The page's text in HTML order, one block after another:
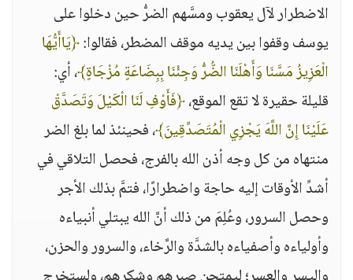
الاضطرار لآل يعقوب ومسَّهم الضرُّ حين دخلوا على
يوسف وقفوا بين يديه موقف المضطر، فقالوا:﴿يَاأَيُّهَا
الْعَزِيزُ مَسَّنَا وَأَهْلَنَا الضُّرُّ وَجِئْنَا بِبِضَاعَةٍ مُزْجَاةٍ﴾، أي:
قليلة حقيرة لا تقع الموقع،﴿فَأَوْفِ لَنَا الْكَيْلَ وَتَصَدَّقْ
عَلَيْنَا إِنَّ اللَّهَ يَجْزِي الْمُتَصَدِّقِينَ﴾، فحينئذ لما بلغ الضر
منتهاه من كل وجه أذن الله بالفرج، فحصل التلاقي في
أشدِّ الأوقات إليه حاجة واضطرارًا، فتمَّ بذلك الأجر
وحصل السرور، وعُلِمَ من ذلك أنَّ الله يبتلي أنبياءه
وأولياءه وأصفياءه بالشدَّة والرَّخاء، والسرور والحزن،